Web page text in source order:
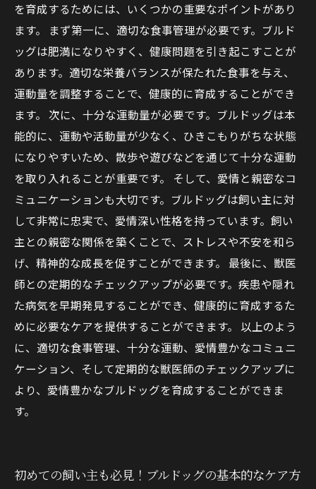
を育成するためには、いくつかの重要なポイントがあり
ます。 まず第一に、適切な食事管理が必要です。ブルド
ッグは肥満になりやすく、健康問題を引き起こすことが
あります。適切な栄養バランスが保たれた食事を与え、
運動量を調整することで、健康的に育成することができ
ます。 次に、十分な運動量が必要です。ブルドッグは本
能的に、運動や活動量が少なく、ひきこもりがちな状態
になりやすいため、散歩や遊びなどを通じて十分な運動
を取り入れることが重要です。 そして、愛情と親密なコ
ミュニケーションも大切です。ブルドッグは飼い主に対
して非常に忠実で、愛情深い性格を持っています。飼い
主との親密な関係を築くことで、ストレスや不安を和ら
げ、精神的な成長を促すことができます。 最後に、獣医
師との定期的なチェックアップが必要です。疾患や隠れ
た病気を早期発見することができ、健康的に育成するた
めに必要なケアを提供することができます。 以上のよう
に、適切な食事管理、十分な運動、愛情豊かなコミュニ
ケーション、そして定期的な獣医師のチェックアップに
より、愛情豊かなブルドッグを育成することができま
す。
初めての飼い主も必見！ブルドッグの基本的なケア方